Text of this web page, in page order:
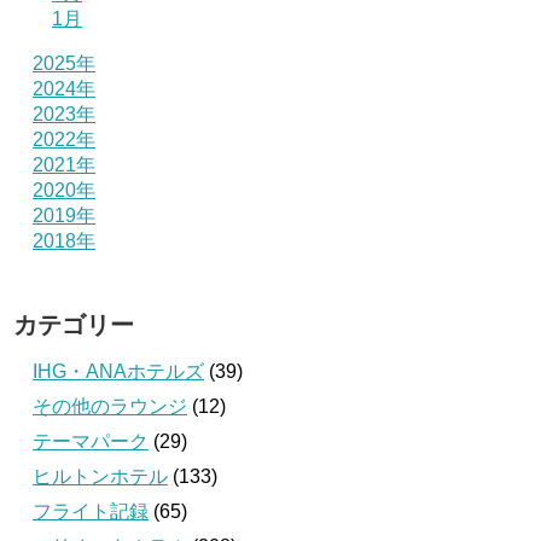
1月
2025年
2024年
2023年
2022年
2021年
2020年
2019年
2018年
カテゴリー
IHG・ANAホテルズ (39)
その他のラウンジ (12)
テーマパーク (29)
ヒルトンホテル (133)
フライト記録 (65)